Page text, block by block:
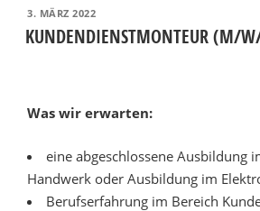
VERÖFFENTLICHT
AM
3. MÄRZ 2022
KUNDENDIENSTMONTEUR (M/
Was wir erwarten:
eine abgeschlossene Ausbildung
Handwerk oder Ausbildung im
Berufserfahrung im Bereich